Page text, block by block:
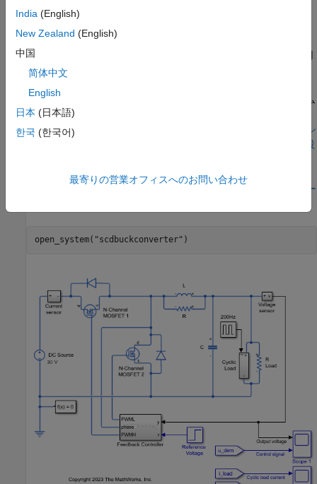
を使用してプラント モデルを同定します (System
。シミュレートされたデータを使用
してプラントの周波数応答を取得します。
この例では
を使用して、システム
の周波数応答を推定し、PID コントローラーを調整します。シス
テム同定を使用してプラント モデルを同定する例については、
シ
ミュレートされた I/O データを使用した PID コントローラーの設
降圧コンバーター モデルの作成の詳細については、
降圧コンバー
open_system( "scdbuckconverter"
India (English)
New Zealand (English)
中国
简体中文
English
日本 (日本語)
한국 (한국어)
最寄りの営業オフィスへのお問い合わせ